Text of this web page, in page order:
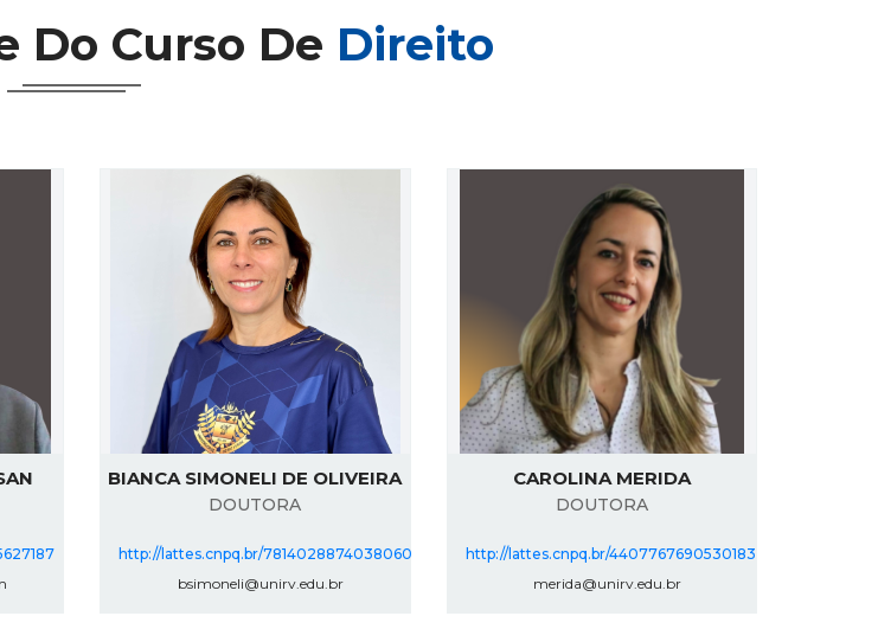
Do Curso De Direito
BIANCA SIMONELI DE OLIVEIRA
DOUTORA
http://lattes.cnpq.br/7814028874038060
bsimoneli@unirv.edu.br
CAROLINA MERIDA
DOUTORA
http://lattes.cnpq.br/4407767690530183
merida@unirv.edu.br